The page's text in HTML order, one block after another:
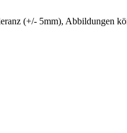
(+/- 5mm), Abbildungen